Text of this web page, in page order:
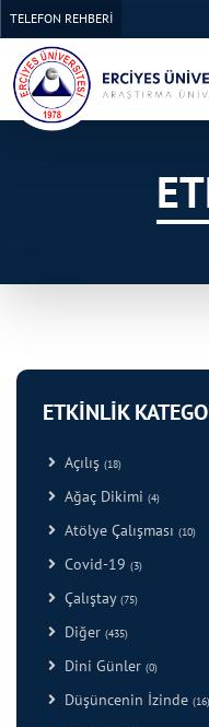
TELEFON REHBERİ
ETKİNLİK
Açılış (18)
Ağaç Dikimi (4)
Atölye Çalışması (10)
Covid-19 (3)
Çalıştay (75)
Diğer (435)
Dini Günler (0)
Düşüncenin İzinde (16)